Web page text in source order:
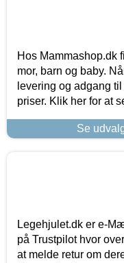
Hos Mammashop.dk
mor, barn og baby.
levering og adgang
priser. Klik her for at
Se
Legehjulet.dk er e-
på Trustpilot hvor
at melde retur om